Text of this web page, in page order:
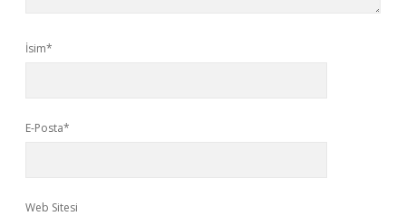
İsim*
E-Posta*
Web Sitesi